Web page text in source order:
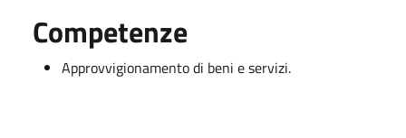
Competenze
Approvvigionamento di beni e servizi.